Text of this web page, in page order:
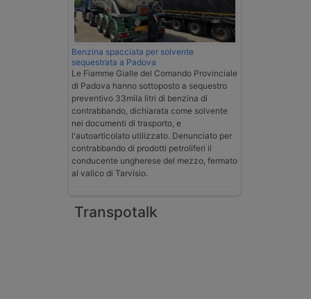
Benzina spacciata per solvente
sequestrata a Padova
Le Fiamme Gialle del Comando Provinciale
di Padova hanno sottoposto a sequestro
preventivo 33mila litri di benzina di
contrabbando, dichiarata come solvente
nei documenti di trasporto, e
l'autoarticolato utilizzato. Denunciato per
contrabbando di prodotti petroliferi il
conducente ungherese del mezzo, fermato
al valico di Tarvisio.
Transpotalk